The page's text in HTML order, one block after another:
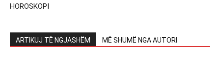
HOROSKOPI
ARTIKUJ TË NGJASHËM MË SHUMË NGA AUTORI